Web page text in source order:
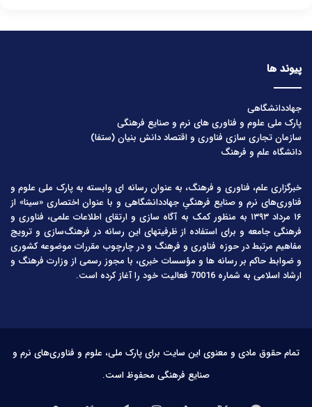
پیوند ها
جهاددانشگاهی
پارک ملی علوم و فناوری های نرم و صنایع فرهنگی
سازمان تجاری سازی فناوری و اقتصاد دانش بنیان (ستفا)
دانشگاه علم و فرهنگ
خبرگزاری علم، فناوری و فرهنگ، به عنوان رسانه ای وابسته به پارک ملی علوم و
فناوری‌های نرم و صنایع فرهنگیِ جهاددانشگاهی و با عنوان اختصاری «سینا» از
۱۶ مرداد ۱۳۹۳ به منظور کمک به آگاه سازی و ارتقای اطلاعات علمی، فناوری و
فرهنگی جامعه و برای استفاده از ظرفیتهای این رسانه در فرهنگ‌سازی و ترویج
مفاهیم مرتبط در حوزه فناوری و فرهنگ و در چارچوب مقررات موضوعه کشوری
و ضوابط حاکم بر رسانه ها و مؤسسات خبری، با مجوز رسمی از وزارت فرهنگ و
ارشاد اسلامی به شماره 70016 فعالیت خود را آغاز کرده است.
تمام حقوق مادی و معنوی این سایت برای پارک ملی، علوم و فناوری‌های نرم و
صنایع فرهنگی محفوظ است.